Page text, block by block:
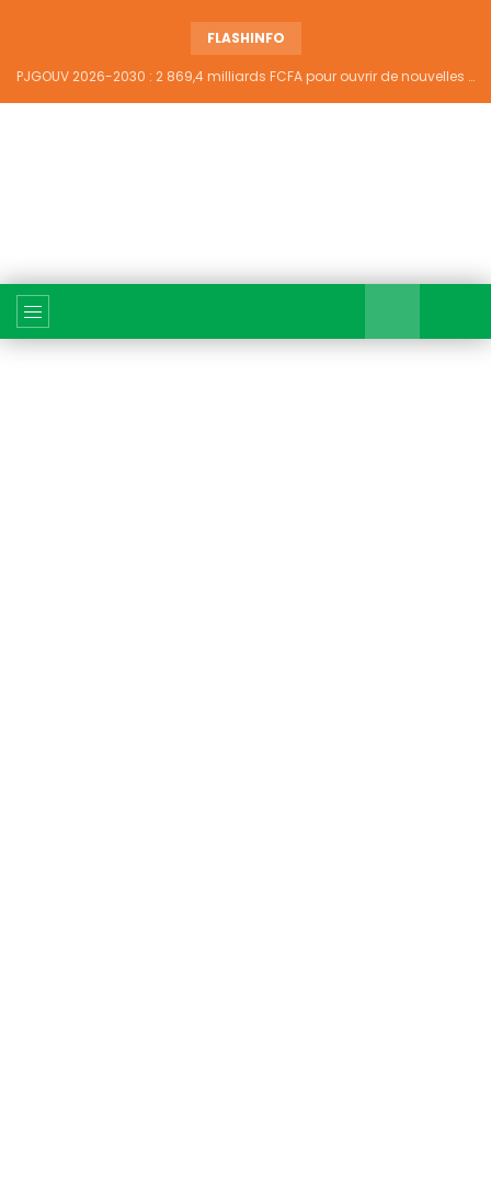
FLASHINFO
PJGOUV 2026-2030 : 2 869,4 milliards FCFA pour ouvrir de nouvelles perspectives à plus de 5,2 millions de jeunes ivoiriens